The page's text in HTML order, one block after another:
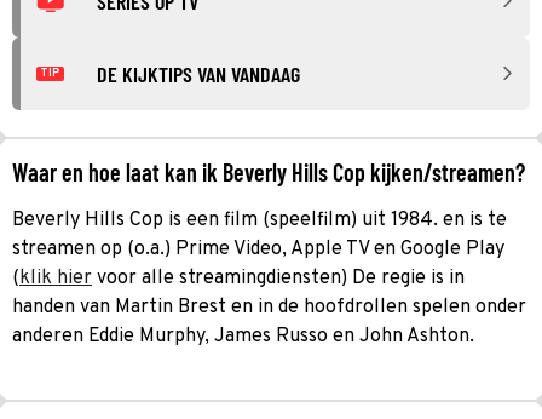
TIP DE KIJKTIPS VAN VANDAAG
Waar en hoe laat kan ik Beverly Hills Cop kijken/streamen?
Beverly Hills Cop is een film (speelfilm) uit 1984. en is te
streamen op (o.a.) Prime Video, Apple TV en Google Play
(klik hier voor alle streamingdiensten) De regie is in
handen van Martin Brest en in de hoofdrollen spelen onder
anderen Eddie Murphy, James Russo en John Ashton.